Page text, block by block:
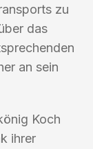
zu
das
an sein
Koch
ihrer